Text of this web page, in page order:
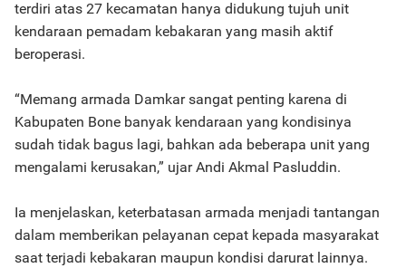
terdiri atas 27 kecamatan hanya didukung tujuh unit
kendaraan pemadam kebakaran yang masih aktif
beroperasi.
“Memang armada Damkar sangat penting karena di
Kabupaten Bone banyak kendaraan yang kondisinya
sudah tidak bagus lagi, bahkan ada beberapa unit yang
mengalami kerusakan,” ujar Andi Akmal Pasluddin.
Ia menjelaskan, keterbatasan armada menjadi tantangan
dalam memberikan pelayanan cepat kepada masyarakat
saat terjadi kebakaran maupun kondisi darurat lainnya.